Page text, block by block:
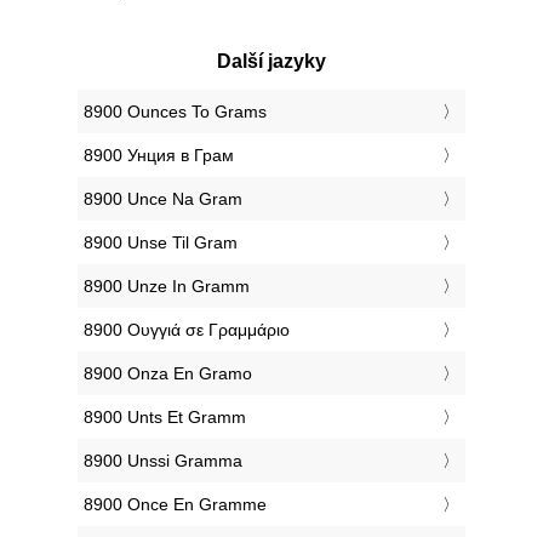
Další jazyky
‎8900 Ounces To Grams
‎8900 Унция в Грам
‎8900 Unce Na Gram
‎8900 Unse Til Gram
‎8900 Unze In Gramm
‎8900 Ουγγιά σε Γραμμάριο
‎8900 Onza En Gramo
‎8900 Unts Et Gramm
‎8900 Unssi Gramma
‎8900 Once En Gramme